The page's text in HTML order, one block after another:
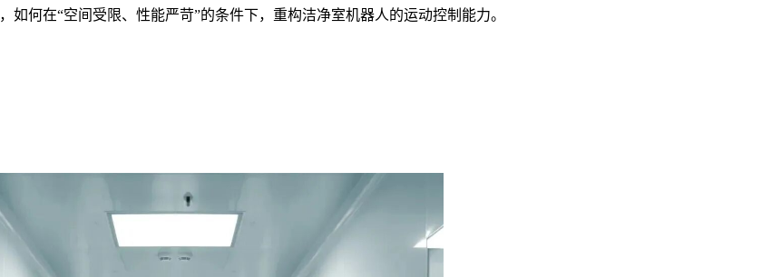
，如何在“空间受限、性能严苛”的条件下，重构洁净室机器人的运动控制能力。